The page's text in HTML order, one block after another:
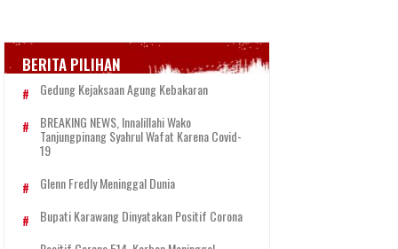
BERITA PILIHAN
Gedung Kejaksaan Agung Kebakaran
BREAKING NEWS, Innalillahi Wako
Tanjungpinang Syahrul Wafat Karena Covid-
19
Glenn Fredly Meninggal Dunia
Bupati Karawang Dinyatakan Positif Corona